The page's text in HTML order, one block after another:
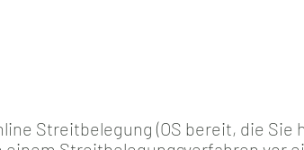
Streitbelegung (OS bereit, die Sie